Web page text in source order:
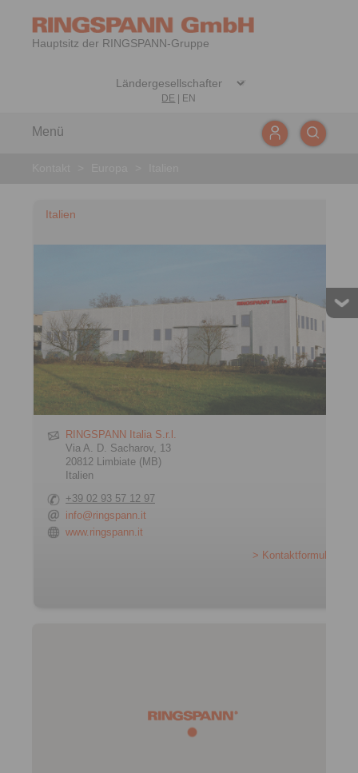
Hauptsitz der RINGSPANN-Gruppe
DE EN
Menü
Italien
RINGSPANN Italia S.r.l.
Via A. D. Sacharov, 13
20812 Limbiate (MB)
Italien
+39 02 93 57 12 97
info@ringspann.it
www.ringspann.it
> Kontaktformular